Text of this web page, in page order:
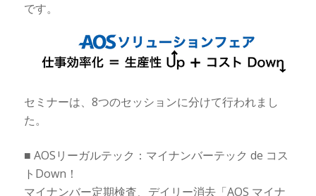
です。
セミナーは、8つのセッションに分けて行われまし
た。
■ AOSリーガルテック：マイナンバーテック de コス
トDown！
マイナンバー定期検査、デイリー消去「AOS マイナ